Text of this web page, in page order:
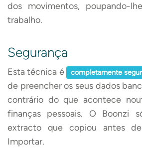
dos movimentos, poupando-
trabalho.
Segurança
Esta técnica é completamente
de preencher os seus dados
contrário do que acontece
finanças pessoais. O Boonzi
extracto que copiou antes
Importar.